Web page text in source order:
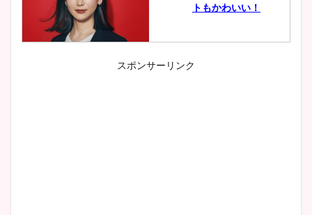
トもかわいい！
小室瑛莉子のカップ画像まと
スポンサーリンク